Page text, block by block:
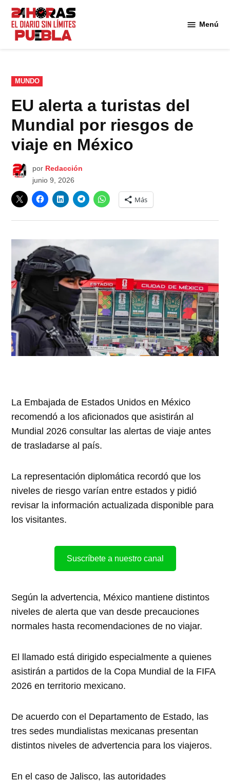
Saltar
contenido
Menú
PUBLICADO
EN
MUNDO
EU alerta a turistas del
Mundial por riesgos de
viaje en México
por Redacción
junio 9, 2026
Más
La Embajada de Estados Unidos en México
recomendó a los aficionados que asistirán al
Mundial 2026 consultar las alertas de viaje antes
de trasladarse al país.
La representación diplomática recordó que los
niveles de riesgo varían entre estados y pidió
revisar la información actualizada disponible para
los visitantes.
Suscríbete a nuestro canal
Según la advertencia, México mantiene distintos
niveles de alerta que van desde precauciones
normales hasta recomendaciones de no viajar.
El llamado está dirigido especialmente a quienes
asistirán a partidos de la Copa Mundial de la FIFA
2026 en territorio mexicano.
De acuerdo con el Departamento de Estado, las
tres sedes mundialistas mexicanas presentan
distintos niveles de advertencia para los viajeros.
En el caso de Jalisco, las autoridades